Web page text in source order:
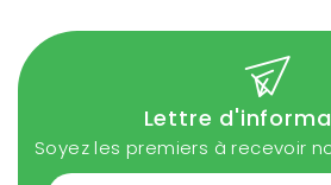
Lettre
Soyez les premiers à recevoir